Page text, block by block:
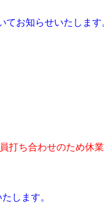
お知らせいたします
打ち合わせのため休業
します。